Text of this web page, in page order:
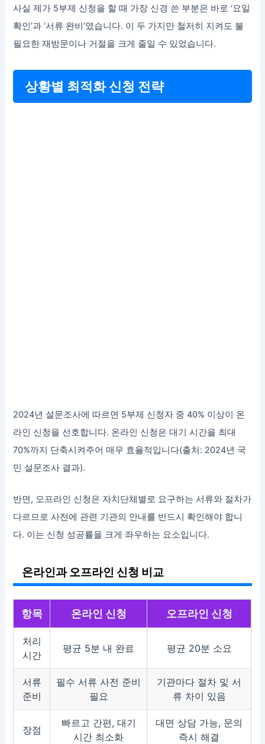
사실 제가 5부제 신청을 할 때 가장 신경 쓴 부분은 바로 ‘요일
확인’과 ‘서류 완비’였습니다. 이 두 가지만 철저히 지켜도 불
필요한 재방문이나 거절을 크게 줄일 수 있었습니다.
상황별 최적화 신청 전략
2024년 설문조사에 따르면 5부제 신청자 중 40% 이상이 온
라인 신청을 선호합니다. 온라인 신청은 대기 시간을 최대
70%까지 단축시켜주어 매우 효율적입니다(출처: 2024년 국
민 설문조사 결과).
반면, 오프라인 신청은 자치단체별로 요구하는 서류와 절차가
다르므로 사전에 관련 기관의 안내를 반드시 확인해야 합니
다. 이는 신청 성공률을 크게 좌우하는 요소입니다.
온라인과 오프라인 신청 비교
항목 온라인 신청 오프라인 신청
처리
시간
평균 5분 내 완료 평균 20분 소요
서류
준비
필수 서류 사전 준비
필요
기관마다 절차 및 서
류 차이 있음
장점
빠르고 간편, 대기
시간 최소화
대면 상담 가능, 문의
즉시 해결